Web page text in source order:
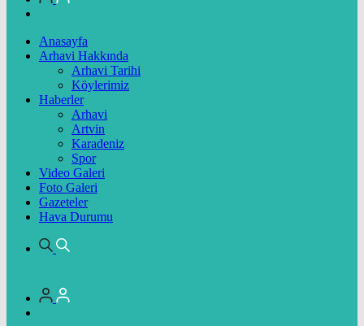
Anasayfa
Arhavi Hakkında
Arhavi Tarihi
Köylerimiz
Haberler
Arhavi
Artvin
Karadeniz
Spor
Video Galeri
Foto Galeri
Gazeteler
Hava Durumu